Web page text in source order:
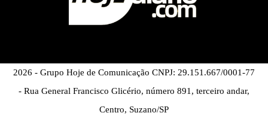
2026 - Grupo Hoje de Comunicação CNPJ: 29.151.667/0001-77
- Rua General Francisco Glicério, número 891, terceiro andar,
Centro, Suzano/SP